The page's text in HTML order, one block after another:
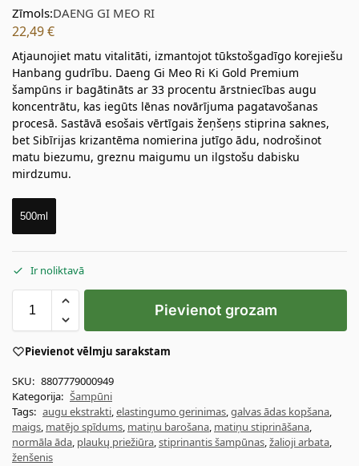
Zīmols:DAENG GI MEO RI
22,49€
Atjaunojiet matu vitalitāti, izmantojot tūkstošgadīgo korejiešu
Hanbang gudrību. Daeng Gi Meo Ri Ki Gold Premium
šampūns ir bagātināts ar 33 procentu ārstniecības augu
koncentrātu, kas iegūts lēnas novārījuma pagatavošanas
procesā. Sastāvā esošais vērtīgais žeņšeņs stiprina saknes,
bet Sibīrijas krizantēma nomierina jutīgo ādu, nodrošinot
matu biezumu, greznu maigumu un ilgstošu dabisku
mirdzumu.
500ml
Ir noliktavā
Pievienot grozam
Pievienot vēlmju sarakstam
SKU: 8807779000949
Kategorija: Šampūni
Tags: augu ekstrakti,elastingumo gerinimas,galvas ādas kopšana,
maigs, matējo spīdums, matiņu barošana, matiņu stiprināšana,
normāla āda, plaukų priežiūra,stiprinantis šampūnas,žalioji arbata,
ženšenis